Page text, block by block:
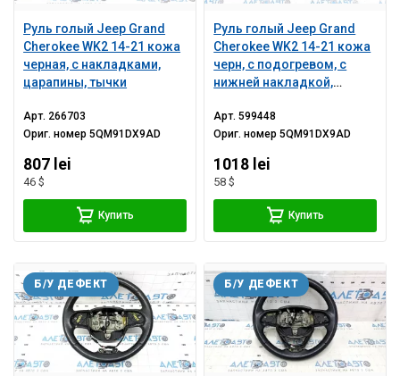
Руль голый Jeep Grand
Cherokee WK2 14-21 кожа
черная, с накладками,
царапины, тычки
Арт. 266703
Ориг. номер5QM91DX9AD
807 lei
46 $
Купить
Руль голый Jeep Grand
Cherokee WK2 14-21 кожа
черн, с подогревом, с
нижней накладкой,
Арт.599448
Ориг. номер5QM91DX9AD
1018 lei
58 $
Купить
Б/У ДЕФЕКТ Б/У ДЕФЕКТ